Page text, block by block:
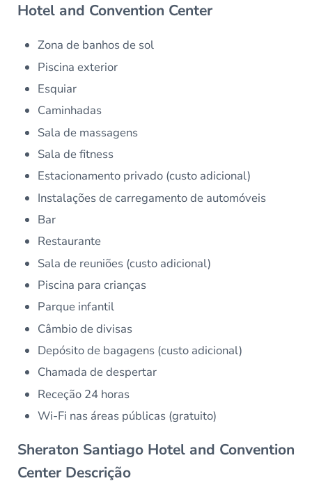
Hotel and Convention Center
Zona de banhos de sol
Piscina exterior
Esquiar
Caminhadas
Sala de massagens
Sala de fitness
Estacionamento privado (custo adicional)
Instalações de carregamento de automóveis
Bar
Restaurante
Sala de reuniões (custo adicional)
Piscina para crianças
Parque infantil
Câmbio de divisas
Depósito de bagagens (custo adicional)
Chamada de despertar
Receção 24 horas
Wi-Fi nas áreas públicas (gratuito)
Sheraton Santiago Hotel and Convention
Center Descrição